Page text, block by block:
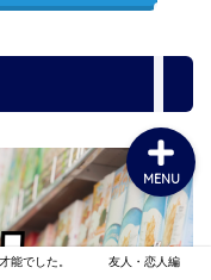
能でした。 友人・恋人編
MENU